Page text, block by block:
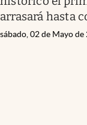
arrasará hasta
sábado, 02 de Mayo de